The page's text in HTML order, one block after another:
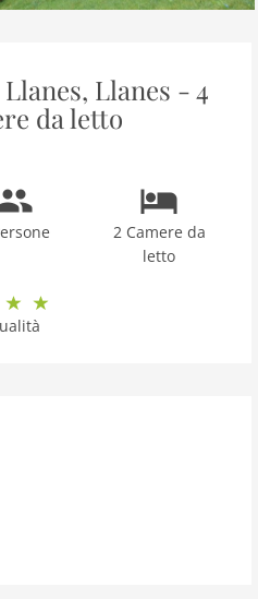
Llanes - 4
da letto
2 Camere da
letto